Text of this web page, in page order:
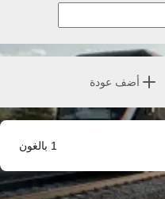
أضف عودة
1 بالغون